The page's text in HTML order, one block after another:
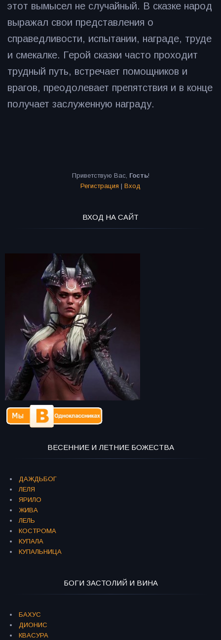
этот вымысел не случайный. В сказке народ
выражал свои представления о
справедливости, испытании, награде, труде
и смекалке. Герой сказки часто проходит
трудный путь, встречает помощников и
врагов, преодолевает препятствия и в конце
получает заслуженную награду.
Приветствую Вас, Гость!
Регистрация | Вход
ВХОД НА САЙТ
ВЕСЕННИЕ И ЛЕТНИЕ БОЖЕСТВА
ДАЖДЬБОГ
ЛЕЛЯ
ЯРИЛО
ЖИВА
ЛЕЛЬ
КОСТРОМА
КУПАЛА
КУПАЛЬНИЦА
БОГИ ЗАСТОЛИЙ И ВИНА
БАХУС
ДИОНИС
КВАСУРА